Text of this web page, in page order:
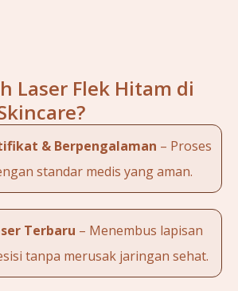
Laser Flek Hitam di
& Berpengalaman – Proses
standar medis yang aman.
Terbaru – Menembus lapisan
tanpa merusak jaringan sehat.